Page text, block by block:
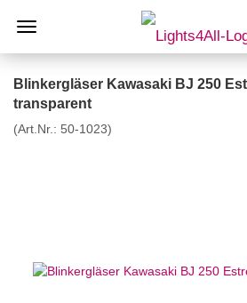
Blinkergläser Kawasaki BJ 250
transparent
(Art.Nr.: 50-1023)